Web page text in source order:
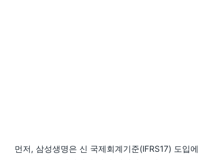
먼저, 삼성생명은 신 국제회계기준(IFRS17) 도입에